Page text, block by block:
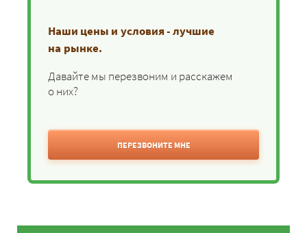
Наши цены и условия - лучшие
на рынке.
Давайте мы перезвоним и расскажем
о них?
ПЕРЕЗВОНИТЕ МНЕ